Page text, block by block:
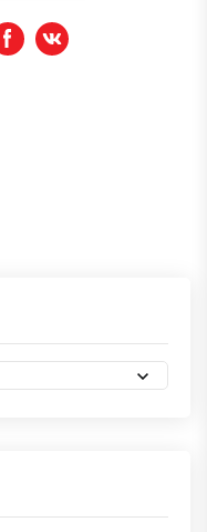
FacebookвКонтакте